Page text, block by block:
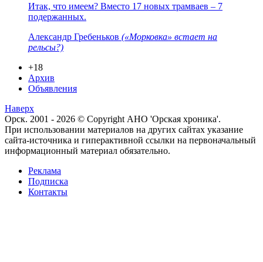
Итак, что имеем? Вместо 17 новых трамваев – 7
подержанных.
Александр Гребеньков («Морковка» встает на
рельсы?)
+18
Архив
Объявления
Наверх
Орск. 2001 - 2026 © Copyright АНО 'Орская хроника'.
При использовании материалов на других сайтах указание
сайта-источника и гиперактивной ссылки на первоначальный
информационный материал обязательно.
Реклама
Подписка
Контакты